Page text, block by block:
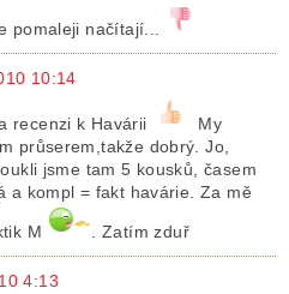
pomaleji načítají...
10:14
recenzi k Havárii
My
průserem,takže dobrý. Jo,
jsme tam 5 kousků, časem
a kompl = fakt havárie. Za mě
M . Zatím zduř
4:13